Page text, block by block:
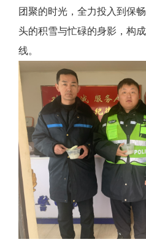
团聚的时光，全力投入到保
头的积雪与忙碌的身影，构
线。